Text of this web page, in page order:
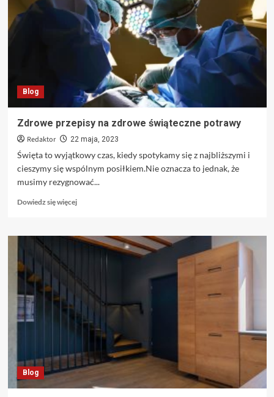
a
ekologia
zrównoważony
Blog
Zdrowe przepisy na zdrowe świąteczne potrawy
Redaktor 22 maja, 2023
Święta to wyjątkowy czas, kiedy spotykamy się z najbliższymi i
cieszymy się wspólnym posiłkiem.Nie oznacza to jednak, że
musimy rezygnować...
Dowiedz się więcejDowiedz
o
Zdrowe
przepisy
świąteczne
potrawy
Blog